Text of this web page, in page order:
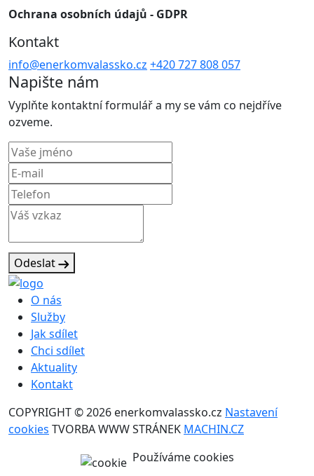
Ochrana osobních údajů - GDPR
Kontakt
info@enerkomvalassko.cz +420 727 808 057
Napište nám
Vyplňte kontaktní formulář a my se vám co nejdříve
ozveme.
Odeslat
O nás
Služby
Jak sdílet
Chci sdílet
Aktuality
Kontakt
COPYRIGHT © 2026 enerkomvalassko.cz Nastavení
cookies TVORBA WWW STRÁNEK MACHIN.CZ
Používáme cookies